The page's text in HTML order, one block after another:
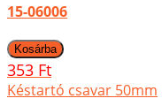
15-06006
353 Ft
Késtartó csavar 50mm